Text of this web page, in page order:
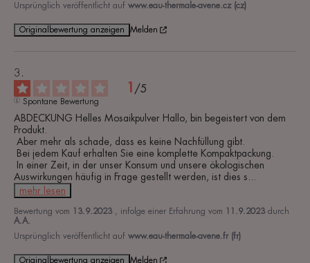
Ursprünglich veröffentlicht auf www.eau-thermale-avene.cz (cz)
Originalbewertung anzeigen Melden
1 /5
Spontane Bewertung
ABDECKUNG Helles Mosaikpulver Hallo, bin begeistert von dem
Produkt.
Auswirkungen häufig in Frage gestellt werden, ist dies s
mehr lesen
Bewertung vom 13.9.2023 , infolge einer Erfahrung vom 11.9.2023 durch
A.A.
Ursprünglich veröffentlicht auf www.eau-thermale-avene.fr (fr)
Originalbewertung anzeigen Melden